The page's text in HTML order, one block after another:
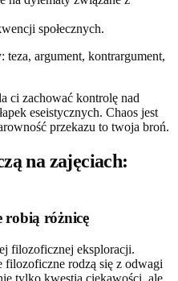
społecznych.
ci zachować kontrolę nad
eseistycznych. Chaos jest
przekazu to twoja broń.
na zajęciach:
robią różnicę
filozoficznej eksploracji.
filozoficzne rodzą się z odwagi